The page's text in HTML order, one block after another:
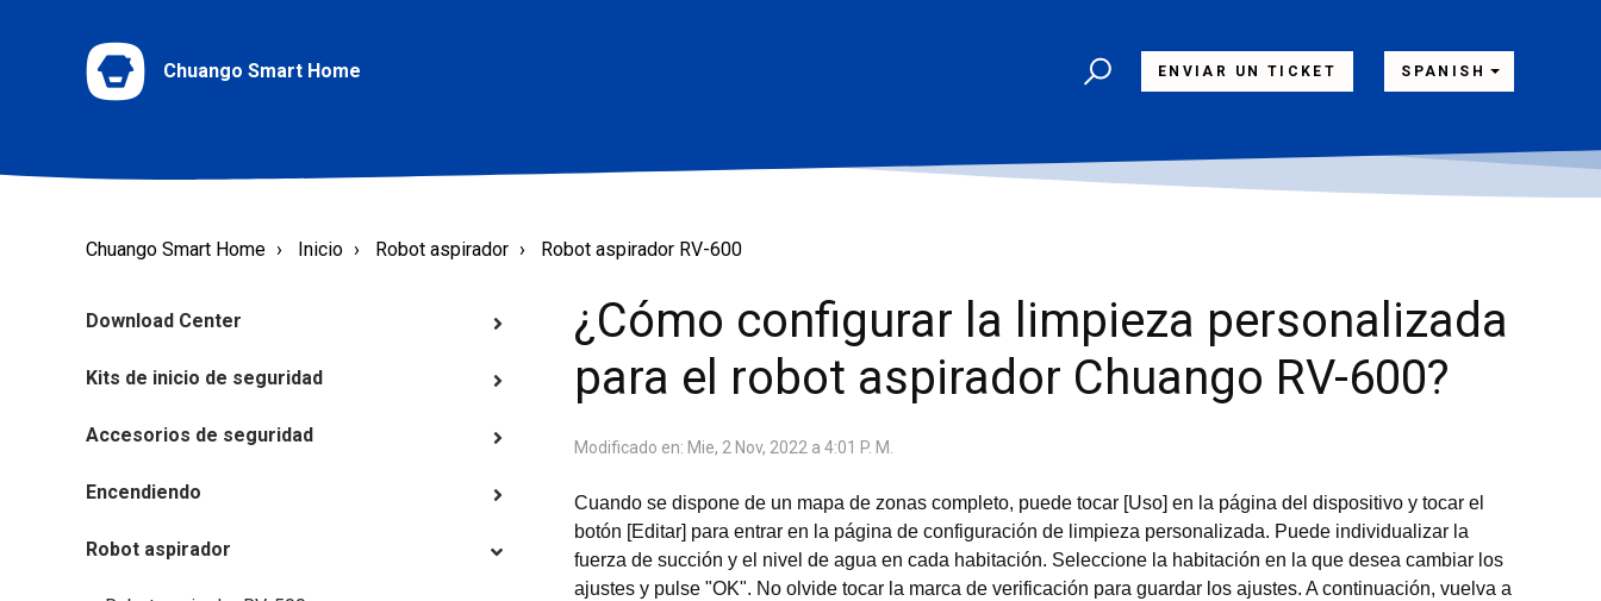
Chuango Smart Home ENVIAR UN TICKET SPANISH
Chuango Smart Home Inicio Robot aspirador Robot aspirador RV-600
Download Center
Kits de inicio de seguridad
Accesorios de seguridad
Encendiendo
Robot aspirador
¿Cómo configurar la limpieza personalizada
para el robot aspirador Chuango RV-600?
Modificado en: Mie, 2 Nov, 2022 a 4:01 P. M.
Cuando se dispone de un mapa de zonas completo, puede tocar [Uso] en la página del dispositivo y tocar el
botón [Editar] para entrar en la página de configuración de limpieza personalizada. Puede individualizar la
fuerza de succión y el nivel de agua en cada habitación. Seleccione la habitación en la que desea cambiar los
ajustes y pulse "OK". No olvide tocar la marca de verificación para guardar los ajustes. A continuación, vuelva a